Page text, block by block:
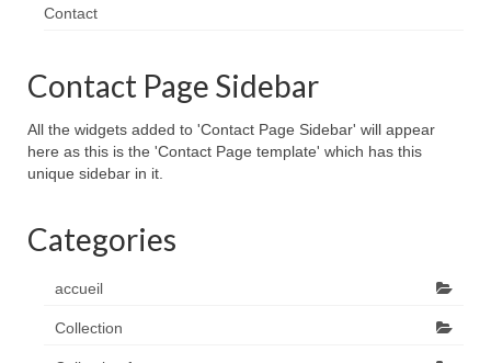
Contact
Contact Page Sidebar
All the widgets added to 'Contact Page Sidebar' will appear
here as this is the 'Contact Page template' which has this
unique sidebar in it.
Categories
accueil
Collection